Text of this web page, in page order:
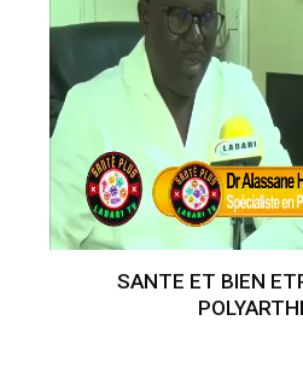
SANTE ET BIEN